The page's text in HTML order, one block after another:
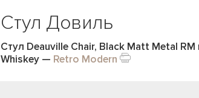
Стул Довиль
Стул Deauville Chair, Black Matt Metal RM
Whiskey — Retro Modern